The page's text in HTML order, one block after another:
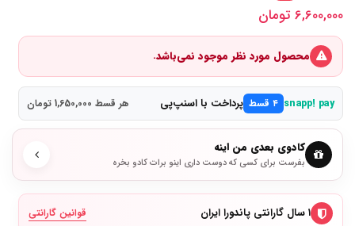
6,600,000 تومان
محصول مورد نظر موجود نمی‌باشد.
snapp! pay ۴ قسط پرداخت با اسنپ‌پی هر قسط 1,650,000 تومان
کادوی بعدی من اینه
بفرست برای کسی که دوست داری اینو برات کادو بخره
۱ سال گارانتی پاندورا ایران قوانین گارانتی